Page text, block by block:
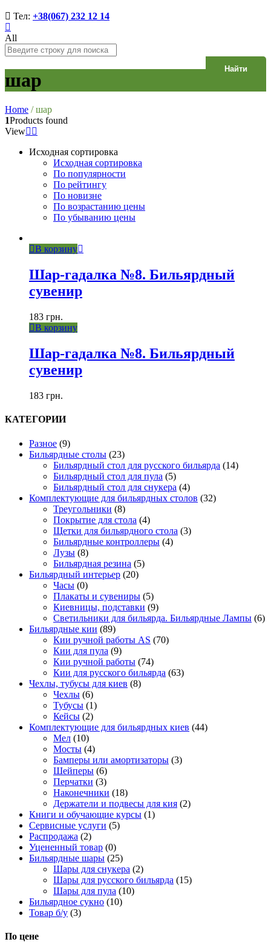
Тел: +38(067) 232 12 14
All
Найти
шар
Home / шар
1Products found
View
Исходная сортировка
Исходная сортировка
По популярности
По рейтингу
По новизне
По возрастанию цены
По убыванию цены
В корзину
Шар-гадалка №8. Бильярдный
сувенир
183 грн.
В корзину
Шар-гадалка №8. Бильярдный
сувенир
183 грн.
КАТЕГОРИИ
Разное (9)
Бильярдные столы (23)
Бильярдный стол для русского бильярда (14)
Бильярдный стол для пула (5)
Бильярдный стол для снукера (4)
Комплектующие для бильярдных столов (32)
Треугольники (8)
Покрытие для стола (4)
Щетки для бильярдного стола (3)
Бильярдные контроллеры (4)
Лузы (8)
Бильярдная резина (5)
Бильярдный интерьер (20)
Часы (0)
Плакаты и сувениры (5)
Киевницы, подставки (9)
Светильники для бильярда. Бильярдные Лампы (6)
Бильярдные кии (89)
Кии ручной работы AS (70)
Кии для пула (9)
Кии ручной работы (74)
Кии для русского бильярда (63)
Чехлы, тубусы для киев (8)
Чехлы (6)
Тубусы (1)
Кейсы (2)
Комплектующие для бильярдных киев (44)
Мел (10)
Мосты (4)
Бамперы или амортизаторы (3)
Шейперы (6)
Перчатки (3)
Наконечники (18)
Держатели и подвесы для кия (2)
Книги и обучающие курсы (1)
Сервисные услуги (5)
Распродажа (2)
Уцененный товар (0)
Бильярдные шары (25)
Шары для снукера (2)
Шары для русского бильярда (15)
Шары для пула (10)
Бильярдное сукно (10)
Товар б/у (3)
По цене